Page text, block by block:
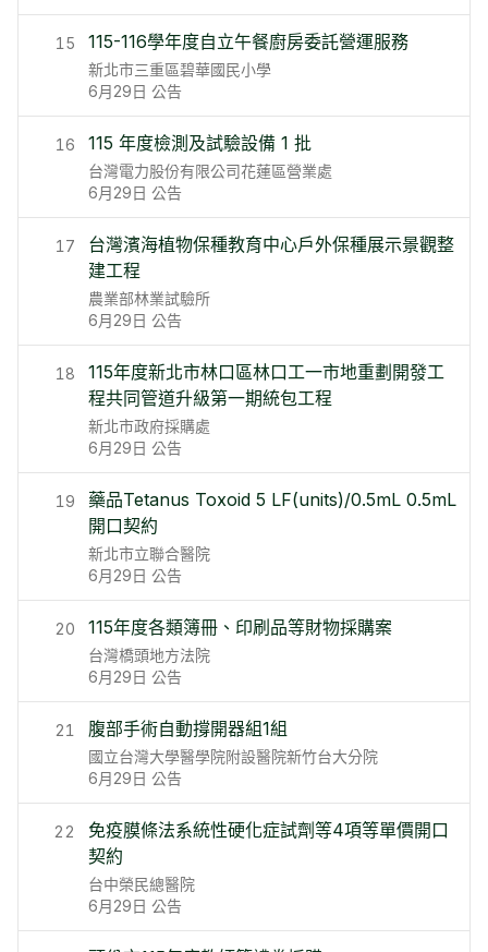
15 115-116學年度自立午餐廚房委託營運服務
新北市三重區碧華國民小學
6月29日 公告
16 115 年度檢測及試驗設備 1 批
台灣電力股份有限公司花蓮區營業處
6月29日 公告
17
台灣濱海植物保種教育中心戶外保種展示景觀整
建工程
農業部林業試驗所
6月29日 公告
18
115年度新北市林口區林口工一市地重劃開發工
程共同管道升級第一期統包工程
新北市政府採購處
6月29日 公告
19
藥品Tetanus Toxoid 5 LF(units)/0.5mL 0.5mL
開口契約
新北市立聯合醫院
6月29日 公告
20 115年度各類簿冊、印刷品等財物採購案
台灣橋頭地方法院
6月29日 公告
21 腹部手術自動撐開器組1組
國立台灣大學醫學院附設醫院新竹台大分院
6月29日 公告
22
免疫膜條法系統性硬化症試劑等4項等單價開口
契約
台中榮民總醫院
6月29日 公告